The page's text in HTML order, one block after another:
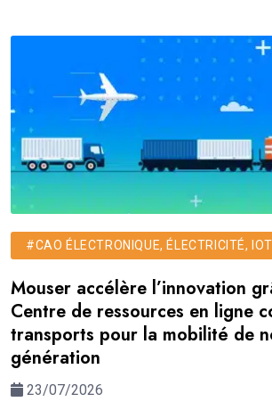
#CAO ÉLECTRONIQUE, ÉLECTRICITÉ, IOT
Mouser accélère l’innovation
Centre de ressources en ligne
transports pour la mobilité de
génération
23/07/2026